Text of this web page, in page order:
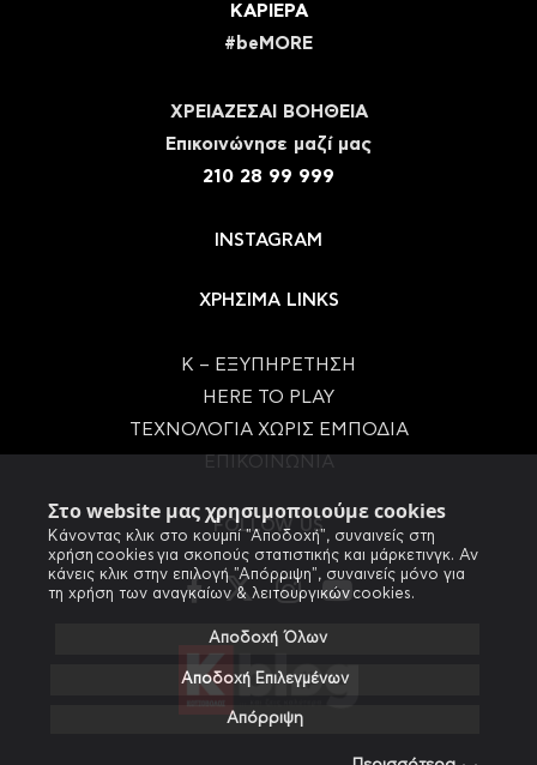
Στο website μας χρησιμοποιούμε cookies
Κάνοντας κλικ στο κουμπί "Αποδοχή", συναινείς στη
χρήση cookies για σκοπούς στατιστικής και μάρκετινγκ. Αν
κάνεις κλικ στην επιλογή "Απόρριψη", συναινείς μόνο για
τη χρήση των αναγκαίων & λειτουργικών cookies.
Αποδοχή Όλων
Αποδοχή Επιλεγμένων
Απόρριψη
ΚΑΡΙΕΡΑ
#beMORE
ΧΡΕΙΑΖΕΣΑΙ ΒΟΗΘΕΙΑ
Eπικοινώνησε μαζί μας
210 28 99 999
INSTAGRAM
ΧΡΗΣΙΜΑ LINKS
Κ – ΕΞΥΠΗΡΕΤΗΣΗ
HERE TO PLAY
ΤΕΧΝΟΛΟΓΙΑ ΧΩΡΙΣ ΕΜΠΟΔΙΑ
FOLLOW US